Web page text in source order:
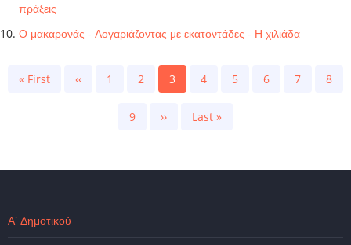
πράξεις
Ο μακαρονάς - Λογαριάζοντας με εκατοντάδες - Η χιλιάδα
First
« First
Previous
‹‹ Page
1 Page
2
Current
3 Page
4 Page
5 Page
6 Page
7 Page
8
Page
9
Next
››
Last
Last »
Α' Δημοτικού